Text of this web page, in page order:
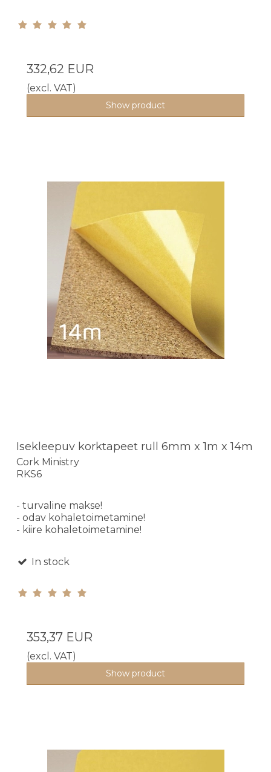
332,62 EUR
(excl. VAT)
Show product
Isekleepuv korktapeet rull 6mm x 1m x 14m
Cork Ministry
RKS6
- turvaline makse!
- odav kohaletoimetamine!
- kiire kohaletoimetamine!
In stock
353,37 EUR
(excl. VAT)
Show product